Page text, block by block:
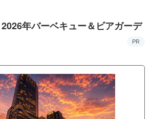
年バーベキュー＆ビアガーデ
PR